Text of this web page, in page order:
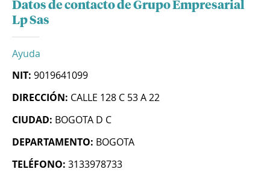
Datos de contacto de Grupo Empresarial
Lp Sas
Ayuda
NIT: 9019641099
DIRECCIÓN: CALLE 128 C 53 A 22
CIUDAD: BOGOTA D C
DEPARTAMENTO: BOGOTA
TELÉFONO: 3133978733